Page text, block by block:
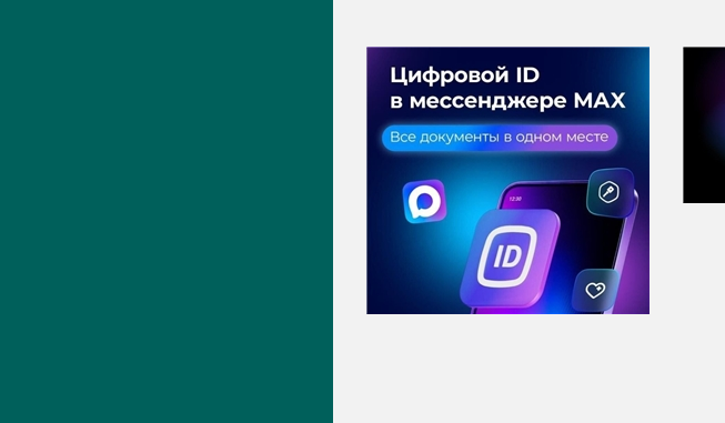
ПРЕСС-ЦЕНТР
Актуально
Новости
Фото